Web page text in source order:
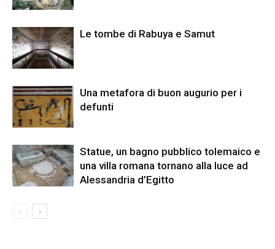
Le tombe di Rabuya e Samut
Una metafora di buon augurio per i
defunti
Statue, un bagno pubblico tolemaico e
una villa romana tornano alla luce ad
Alessandria d’Egitto